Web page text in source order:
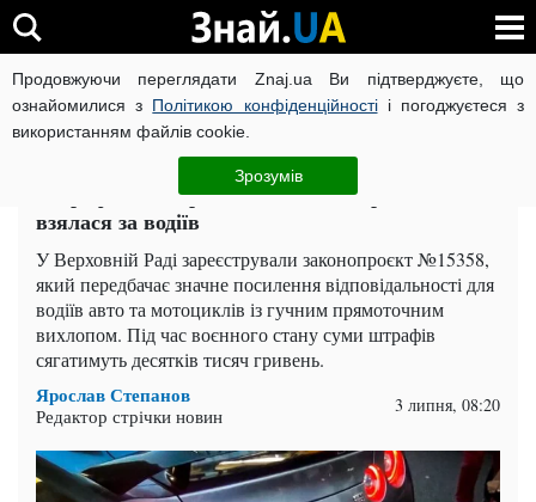
Продовжуючи переглядати Znaj.ua Ви підтверджуєте, що
ознайомилися з Політикою конфіденційностіі погоджуєтеся з
використанням файлів cookie.
Зрозумів
ВІЙНА РОСІЇ ПРОТИ УКРАЇНИ КОРОНАВІРУС В УКРАЇНІ
Auto.Знай ЧИТАТЬ НА РУССКОМ
Штраф 34 000 грн і позбавлення прав: Рада
взялася за водіїв
У Верховній Раді зареєстрували законопроєкт №15358,
який передбачає значне посилення відповідальності для
водіїв авто та мотоциклів із гучним прямоточним
вихлопом. Під час воєнного стану суми штрафів
сягатимуть десятків тисяч гривень.
Ярослав Степанов
Редактор стрічки новин 3 липня, 08:20